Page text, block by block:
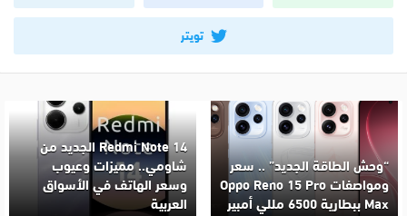
تويتر
“وحش الطاقة الجديد” .. سعر
ومواصفات Oppo Reno 15 Pro
Max ببطارية 6500 مللي أمبير
Redmi Note 14 الجديد من
شاومي.. مميزات وعيوب
وسعر الهاتف في الأسواق
العربية